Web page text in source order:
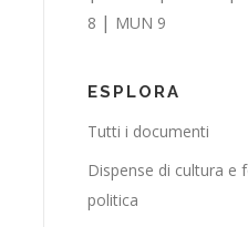
8 | MUN 9
ESPLORA
Tutti i documenti
Dispense di cultura e
politica